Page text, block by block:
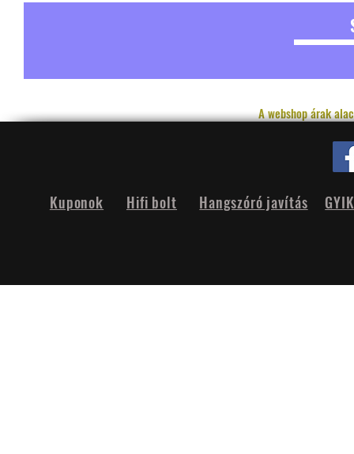
A webshop árak
Hifi bolt
Kuponok Hangszóró javítás GYIK